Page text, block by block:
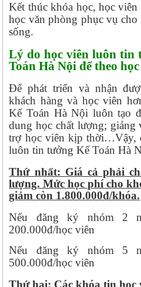
Kết thúc khóa học, học viên
học văn phòng phục vụ
sống.
Lý do học viên luôn tin
Toán Hà Nội để theo
Để phát triển và nhận
khách hàng và học viên
Kế Toán Hà Nội luôn tạo
dung học chất lượng; giảng
trợ học viên kịp thời…Vậy,
luôn tin tưởng Kế Toán Hà
Thứ nhất: Giá cả phải
lượng. Mức học phí cho
giảm còn 1.800.000đ/khóa.
Nếu đăng ký nhóm 2
200.000đ/học viên
Nếu đăng ký nhóm 5
500.000đ/học viên
Thứ hai: Các khóa tin học